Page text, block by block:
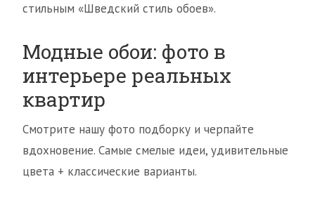
стильным «Шведский стиль обоев».
Модные обои: фото в
интерьере реальных
квартир
Смотрите нашу фото подборку и черпайте
вдохновение. Самые смелые идеи, удивительные
цвета + классические варианты.